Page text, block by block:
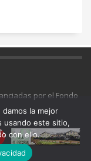
por el Fondo
la mejor
usando este sitio,
con ello.